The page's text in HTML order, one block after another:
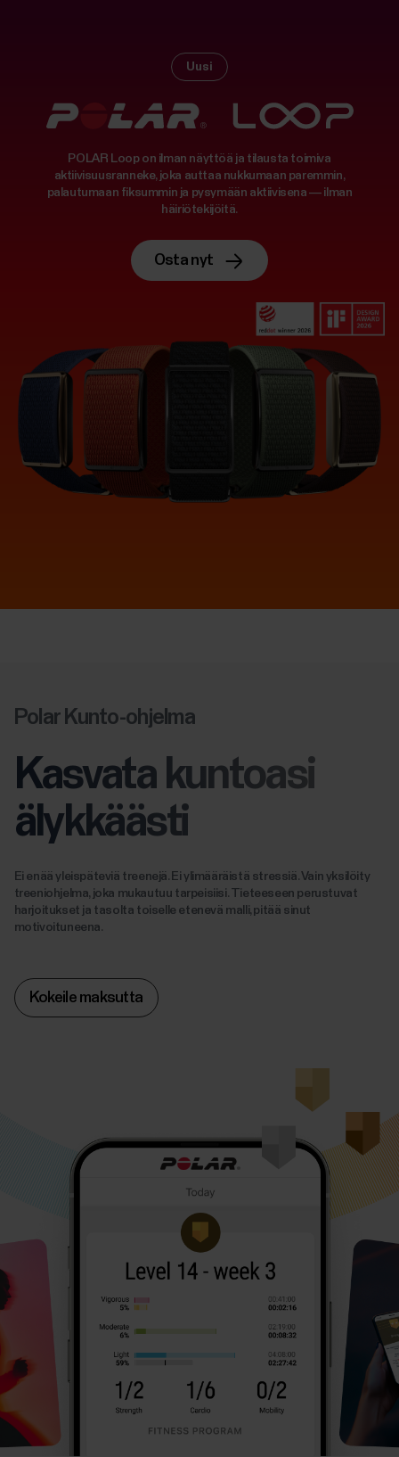
Uusi
POLAR Loop on ilman näyttöä ja tilausta toimiva
aktiivisuusranneke, joka auttaa nukkumaan paremmin,
palautumaan fiksummin ja pysymään aktiivisena — ilman
häiriötekijöitä.
Osta nyt
Polar Kunto-ohjelma
Kasvata kuntoasi
älykkäästi
Ei enää yleispäteviä treenejä. Ei ylimääräistä stressiä. Vain yksilöity
treeniohjelma, joka mukautuu tarpeisiisi. Tieteeseen perustuvat
harjoitukset ja tasolta toiselle etenevä malli, pitää sinut
motivoituneena.
Kokeile maksutta